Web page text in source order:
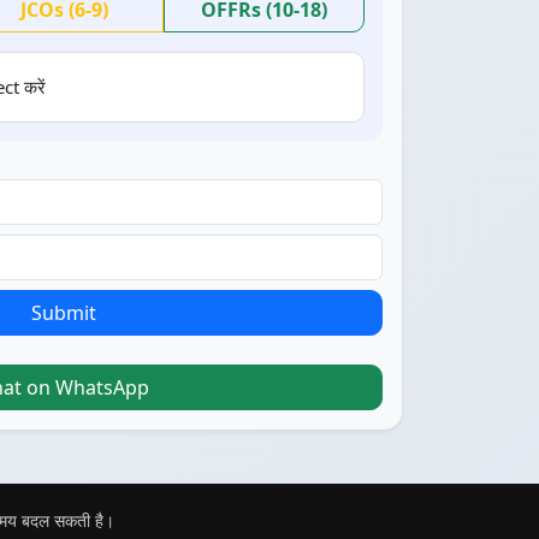
JCOs (6-9) OFFRs (10-18)
करें
Submit
on WhatsApp
बदल सकती है।